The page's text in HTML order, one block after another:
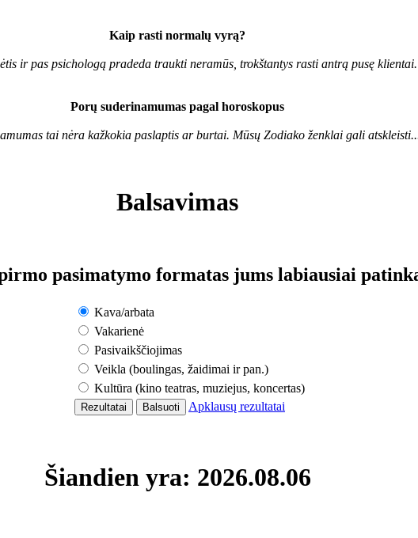
Kaip rasti normalų vyrą?
ir pas psichologą pradeda traukti neramūs, trokštantys rasti antrą pusę
Porų suderinamumas pagal horoskopus
tai nėra kažkokia paslaptis ar burtai. Mūsų Zodiako ženklai gali
Balsavimas
pasimatymo formatas jums labiausiai
Kava/arbata
Vakarienė
Pasivaikščiojimas
Veikla (boulingas, žaidimai ir pan.)
Kultūra (kino teatras, muziejus, koncertas)
Apklausų rezultatai
Šiandien yra: 2026.08.06